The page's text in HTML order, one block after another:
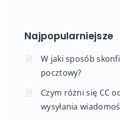
Najpopularniejsze
W jaki sposób
pocztowy?
Czym różni się CC
wysyłania